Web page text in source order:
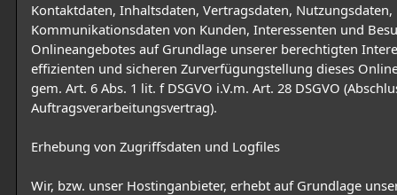
Kontaktdaten, Inhaltsdaten, Vertragsdaten, Nutzungsdaten,
Kommunikationsdaten von Kunden, Interessenten und
Onlineangebotes auf Grundlage unserer berechtigten
effizienten und sicheren Zurverfügungstellung dieses
gem. Art. 6 Abs. 1 lit. f DSGVO i.V.m. Art. 28 DSGVO
Auftragsverarbeitungsvertrag).
Erhebung von Zugriffsdaten und Logfiles
Wir, bzw. unser Hostinganbieter, erhebt auf Grundlage